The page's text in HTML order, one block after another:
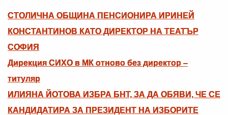
СТОЛИЧНА ОБЩИНА ПЕНСИОНИРА ИРИНЕЙ
КОНСТАНТИНОВ КАТО ДИРЕКТОР НА ТЕАТЪР
СОФИЯ
Дирекция СИХО в МК отново без директор –
титуляр
ИЛИЯНА ЙОТОВА ИЗБРА БНТ, ЗА ДА ОБЯВИ, ЧЕ СЕ
КАНДИДАТИРА ЗА ПРЕЗИДЕНТ НА ИЗБОРИТЕ